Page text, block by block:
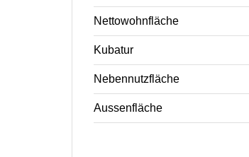
Nettowohnfläche
Kubatur
Nebennutzfläche
Aussenfläche